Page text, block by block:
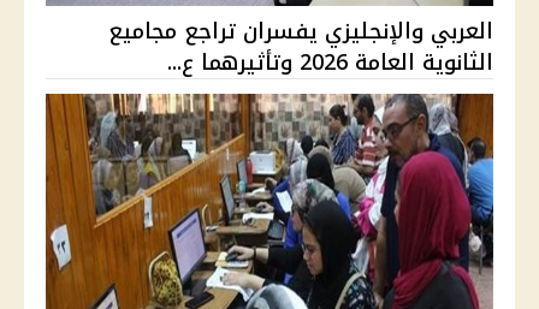
العربي والإنجليزي يفسران تراجع مجاميع
الثانوية العامة 2026 وتأثيرهما ع...